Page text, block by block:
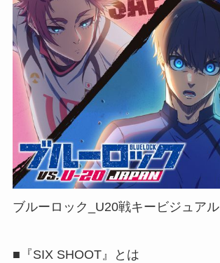
ブルーロック_U20戦キービジュアル
■『SIX SHOOT』とは